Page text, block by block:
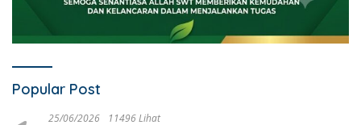
Popular Post
25/06/2026 11496 Lihat